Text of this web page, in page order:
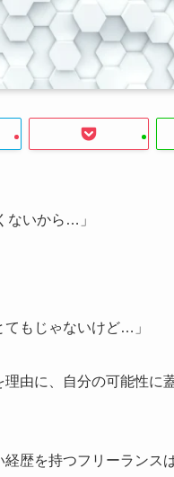
ないから…」
てもじゃないけど…」
由に、自分の可能性に
歴を持つフリーランス